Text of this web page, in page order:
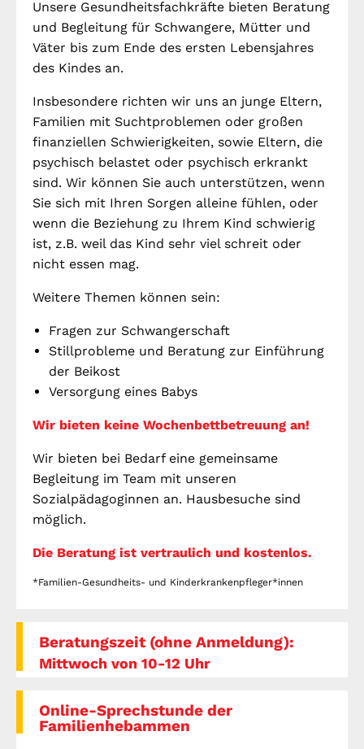
Standorte
Gemeinwesenarbeit
Raumvermietung
Auszeichnungen
Jobs + Praktika
Förderverein
Förderer
Leseförderung
Ferienprogramm
Unterstützung
ADEBAR
IBiS
Offene Sozial- und
Big Point
Mieter helfern
Mietern
Familienberatung –
Erziehung
Kölibri
Medienzentrum
Stadtteiltheater
Küchenkonzerte
GWA St. Pauli e.V.
Gemeinwesenarbeit | Kulturarbeit | Sozialarbeit
Hein-Köllisch-Platz 11 + 12, 20359 Hamburg
Unsere Gesundheitsfachkräfte bieten Beratung
und Begleitung für Schwangere, Mütter und
Väter bis zum Ende des ersten Lebensjahres
des Kindes an.
Insbesondere richten wir uns an junge Eltern,
Familien mit Suchtproblemen oder großen
finanziellen Schwierigkeiten, sowie Eltern, die
psychisch belastet oder psychisch erkrankt
sind. Wir können Sie auch unterstützen, wenn
Sie sich mit Ihren Sorgen alleine fühlen, oder
wenn die Beziehung zu Ihrem Kind schwierig
ist, z.B. weil das Kind sehr viel schreit oder
nicht essen mag.
Weitere Themen können sein:
Fragen zur Schwangerschaft
Stillprobleme und Beratung zur Einführung
der Beikost
Versorgung eines Babys
Wir bieten keine Wochenbettbetreuung an!
Wir bieten bei Bedarf eine gemeinsame
Begleitung im Team mit unseren
Sozialpädagoginnen an. Hausbesuche sind
möglich.
Die Beratung ist vertraulich und kostenlos.
*Familien-Gesundheits- und Kinderkrankenpfleger*innen
Beratungszeit (ohne Anmeldung):
Mittwoch von 10-12 Uhr
Online-Sprechstunde der
Familienhebammen